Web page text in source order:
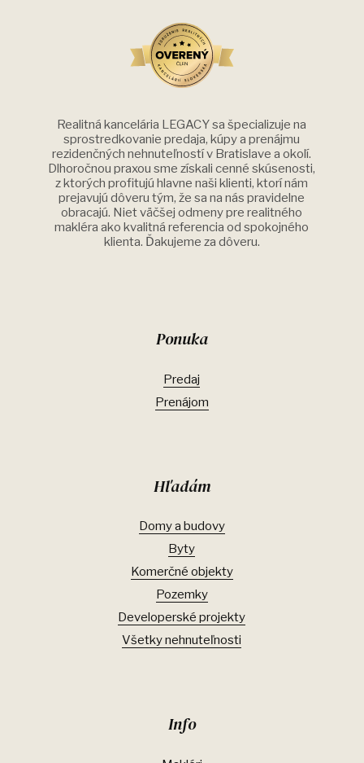
Realitná kancelária LEGACY sa špecializuje na
sprostredkovanie predaja, kúpy a prenájmu
rezidenčných nehnuteľností v Bratislave a okolí.
Dlhoročnou praxou sme získali cenné skúsenosti,
z ktorých profitujú hlavne naši klienti, ktorí nám
prejavujú dôveru tým, že sa na nás pravidelne
obracajú. Niet väčšej odmeny pre realitného
makléra ako kvalitná referencia od spokojného
klienta. Ďakujeme za dôveru.
Ponuka
Predaj
Prenájom
Hľadám
Domy a budovy
Byty
Komerčné objekty
Pozemky
Developerské projekty
Všetky nehnuteľnosti
Info